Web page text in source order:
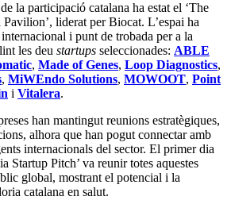
la participació catalana ha estat el ‘The
liderat per Biocat. L’espai ha
i punt de trobada per a la
les deu startups seleccionades: ABLE
, Made of Genes, Loop Diagnostics,
, MiWEndo Solutions, MOWOOT, Point
i Vitalera.
han mantingut reunions estratègiques,
alhora que han pogut connectar amb
internacionals del sector. El primer dia
Startup Pitch’ va reunir totes aquestes
global, mostrant el potencial i la
catalana en salut.